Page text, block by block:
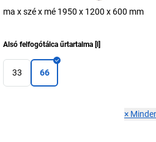
ma x szé x mé 1950 x 1200 x 600 mm
Alsó felfogótálca űrtartalma [ ]
33 66
×